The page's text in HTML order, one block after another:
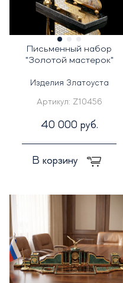
Письменный набор
"Золотой мастерок"
Изделия Златоуста
Артикул: Z10456
40 000 руб.
В корзину